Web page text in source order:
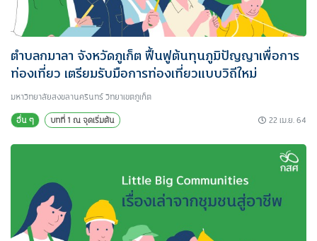
ตำบลกมาลา จังหวัดภูเก็ต ฟื้นฟูต้นทุนภูมิปัญญาเพื่อการ
ท่องเที่ยว เตรียมรับมือการท่องเที่ยวแบบวิถีใหม่
มหาวิทยาลัยสงขลานครินทร์ วิทยาเขตภูเก็ต
อื่น ๆ
บทที่ 1 ณ จุดเริ่มต้น 22 เม.ย. 64